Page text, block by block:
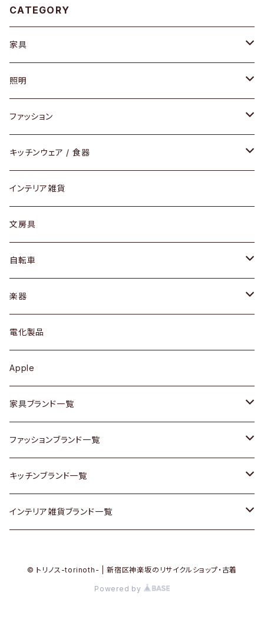
CATEGORY
家具
ソファ / ベンチ
チェア / スツール
ダイニングセット / ダイニングテーブル
ローテーブル / サイドテーブル
デスク / コンソール
ドレッサー
シェルフ
キュリオケース / 飾り棚
カップボード / 食器棚
チェスト
その他家具
Vintageヴィンテージ / Antiqueアンティーク
Designers / デザイナーズ
照明
ペンダントライト
テーブルランプ / デスクスタンド
フロアライト
ファッション
アクセサリー
リング
ピアス / イヤリング
財布
バッグ
アウター
トップス
ワンピース
ボトムス
靴
スカーフ
腕時計
Vintage / ヴィンテージ
キッチンウェア / 食器
グラス / タンブラー
カップ / マグ
プレート / ボウル
カトラリー
ケトル / ティーポット
鍋 / フライパン
Vintage / ヴィンテージ
銀製品
和物 / 作家物
その他キッチン雑貨
インテリア雑貨
文房具
自転車
dahon
楽器
ギター
ベース
その他楽器
電化製品
Apple
家具ブランド一覧
ACME Furniture / アクメ ファニチャー
ACTUS / アクタス
arflex / アルフレックス
ファッションブランド一覧
agnes b / アニエス ベー
BALLY / バリー
キッチンブランド一覧
ARABIA / アラビア
インテリア雑貨ブランド一覧
© トリノス-torinoth- | 新宿区神楽坂のリサイクルショップ・古着
Powered by